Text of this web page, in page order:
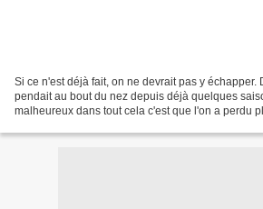
Si ce n'est déjà fait, on ne devrait pas y échapper.
pendait au bout du nez depuis déjà quelques
malheureux dans tout cela c'est que l'on a perdu